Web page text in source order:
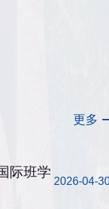
更多
际班学
2026-04-